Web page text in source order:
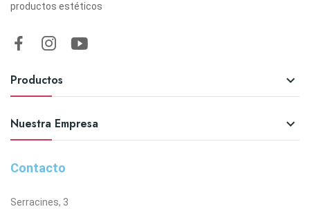
productos estéticos
Productos 
Nuestra Empresa 
Contacto
Serracines, 3